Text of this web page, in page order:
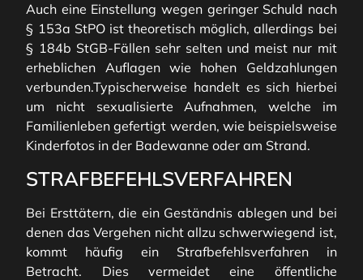
Auch eine Einstellung wegen geringer Schuld nach
§ 153a StPO ist theoretisch möglich, allerdings bei
§ 184b StGB-Fällen sehr selten und meist nur mit
erheblichen Auflagen wie hohen Geldzahlungen
verbunden.Typischerweise handelt es sich hierbei
um nicht sexualisierte Aufnahmen, welche im
Familienleben gefertigt werden, wie beispielsweise
Kinderfotos in der Badewanne oder am Strand.
STRAFBEFEHLSVERFAHREN
Bei Ersttätern, die ein Geständnis ablegen und bei
denen das Vergehen nicht allzu schwerwiegend ist,
kommt häufig ein Strafbefehlsverfahren in
Betracht. Dies vermeidet eine öffentliche